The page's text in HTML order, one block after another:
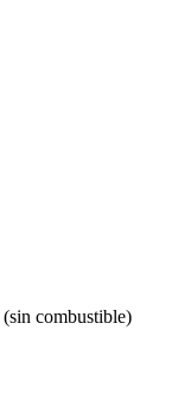
(sin combustible)